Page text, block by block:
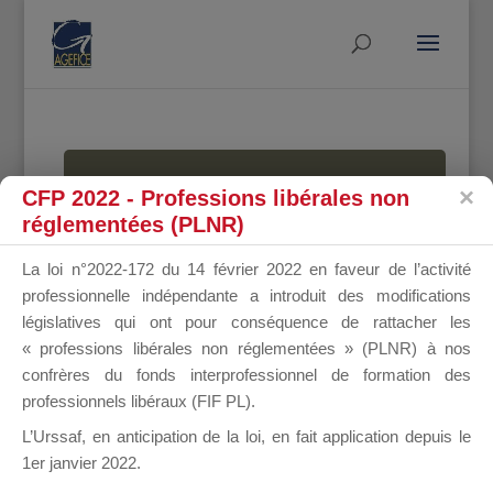
MALLETTE
DU
DIRIGEANT
CFP 2022 - Professions libérales non
réglementées (PLNR)
La loi n°2022-172 du 14 février 2022 en faveur de l’activité
professionnelle indépendante a introduit des modifications
législatives qui ont pour conséquence de rattacher les
« professions libérales non réglementées » (PLNR) à nos
confrères du fonds interprofessionnel de formation des
professionnels libéraux (FIF PL).
L’Urssaf, en anticipation de la loi, en fait application depuis le
1er janvier 2022.